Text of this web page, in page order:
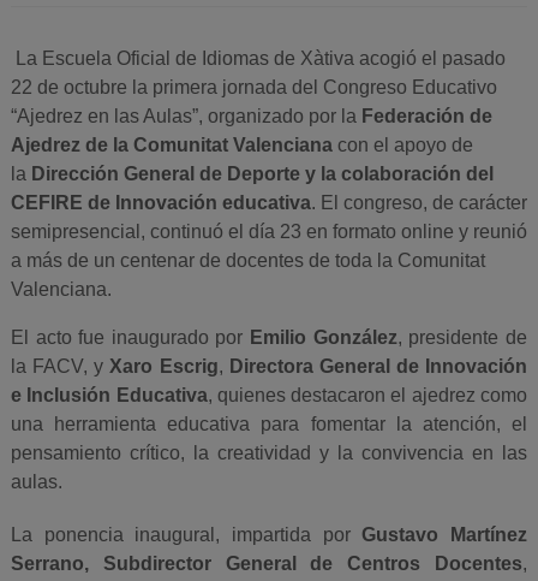
La Escuela Oficial de Idiomas de Xàtiva acogió el pasado
22 de octubre la primera jornada del Congreso Educativo
“Ajedrez en las Aulas”, organizado por la Federación de
Ajedrez de la Comunitat Valenciana con el apoyo de
la Dirección General de Deporte y la colaboración del
CEFIRE de Innovación educativa. El congreso, de carácter
semipresencial, continuó el día 23 en formato online y reunió
a más de un centenar de docentes de toda la Comunitat
Valenciana.
El acto fue inaugurado por Emilio González, presidente de
la FACV, y Xaro Escrig, Directora General de Innovación
e Inclusión Educativa, quienes destacaron el ajedrez como
una herramienta educativa para fomentar la atención, el
pensamiento crítico, la creatividad y la convivencia en las
aulas.
La ponencia inaugural, impartida porGustavo Martínez
Serrano, Subdirector General de Centros Docentes,